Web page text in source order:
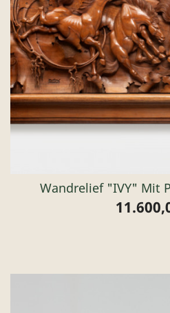
Wandrelief "IVY" Mit
Preis